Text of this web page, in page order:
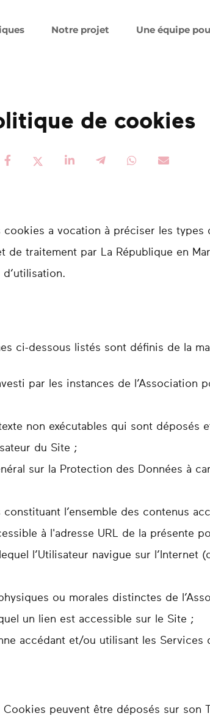
Notre projet Une équipe
de cookies
cookies a vocation à préciser les
traitement par La République en
ci-dessous listés sont définis de la
par les instances de l’Association
non exécutables qui sont déposés
du Site ;
sur la Protection des Données à
l’ensemble des contenus
à l'adresse URL de la présente
l’Utilisateur navigue sur l’Internet
ou morales distinctes de
un lien est accessible sur le Site ;
accédant et/ou utilisant les Services
peuvent être déposés sur son